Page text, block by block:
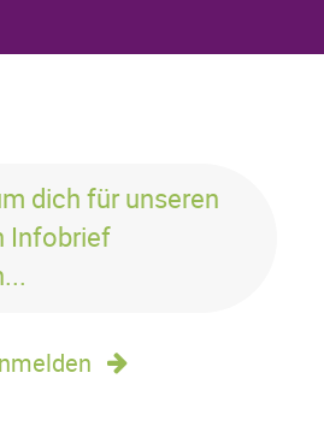
dich für unseren
Infobrief